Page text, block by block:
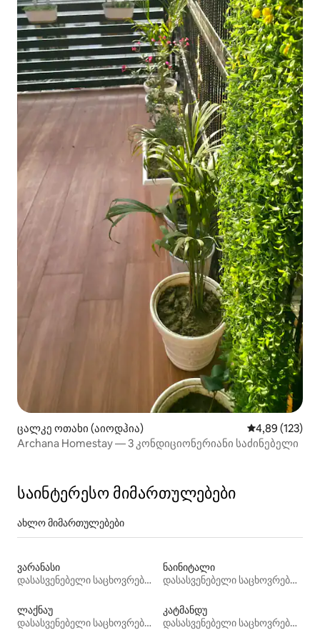
ცალკე ოთახი (აიოდჰია) საშუალო
4,89 (123)
Archana Homestay — 3 კონდიციონერიანი საძინებელი
საინტერესო მიმართულებები
ახლო მიმართულებები
ვარანასი
დასასვენებელი საცხოვრებლები
ნაინიტალი
დასასვენებელი საცხოვრებლები
ლაქნაუ
დასასვენებელი საცხოვრებლები
კატმანდუ
დასასვენებელი საცხოვრებლები